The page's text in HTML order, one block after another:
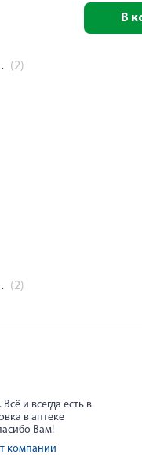
A DE (2)
семьи. (2)
В
и всегда есть в
в аптеке
Вам!
компании